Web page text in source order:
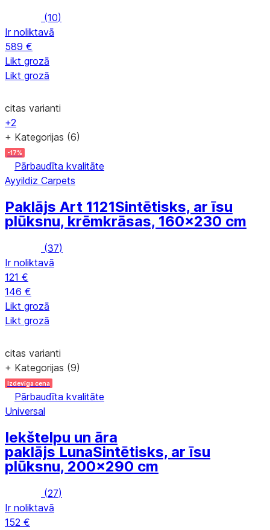
(10)
Ir noliktavā
589 €
Likt grozā
Likt grozā
citas varianti
+2
+ Kategorijas (6)
-17%
Pārbaudīta kvalitāte
Ayyildiz Carpets
Paklājs Art 1121Sintētisks, ar īsu
plūksnu, krēmkrāsas, 160x230 cm
(37)
Ir noliktavā
121 €
146 €
Likt grozā
Likt grozā
citas varianti
+ Kategorijas (9)
Izdevīga cena
Pārbaudīta kvalitāte
Universal
Iekštelpu un āra
paklājs LunaSintētisks, ar īsu
plūksnu, 200x290 cm
(27)
Ir noliktavā
152 €